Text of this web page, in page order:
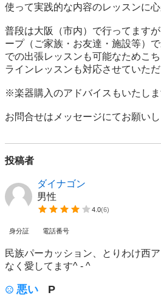
使って実践的な内容のレッスンに心
普段は大阪（市内）で行ってます
ープ（ご家族・お友達・施設等）
での出張レッスンも可能なためこ
ラインレッスンも対応させていただ
※楽器購入のアドバイスもいたしま
お問合せはメッセージにてお願いし
投稿者
ダイナゴン
男性
4.0(6)
身分証 電話番号
民族パーカッション、とりわけ西
なく愛してます^ - ^
悪い P